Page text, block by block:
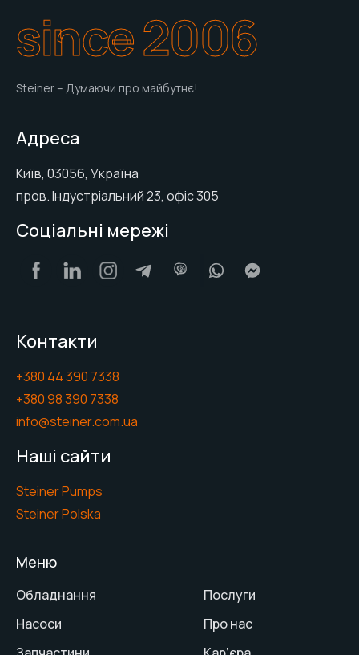
since 2006
Steiner – Думаючи про майбутнє!
Адреса
Київ, 03056, Україна
пров. Індустріальний 23, офіс 305
Соціальні мережі
Контакти
+380 44 390 7338
+380 98 390 7338
info@steiner.com.ua
Наші сайти
Steiner Pumps
Steiner Polska
Меню
Обладнання
Насоси
Послуги
Про нас